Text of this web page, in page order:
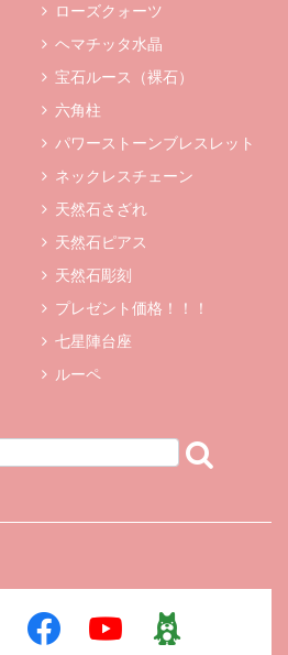
ローズクォーツ
ヘマチッタ水晶
宝石ルース（裸石）
六角柱
パワーストーンブレスレット
ネックレスチェーン
天然石さざれ
天然石ピアス
天然石彫刻
プレゼント価格！！！
七星陣台座
ルーペ